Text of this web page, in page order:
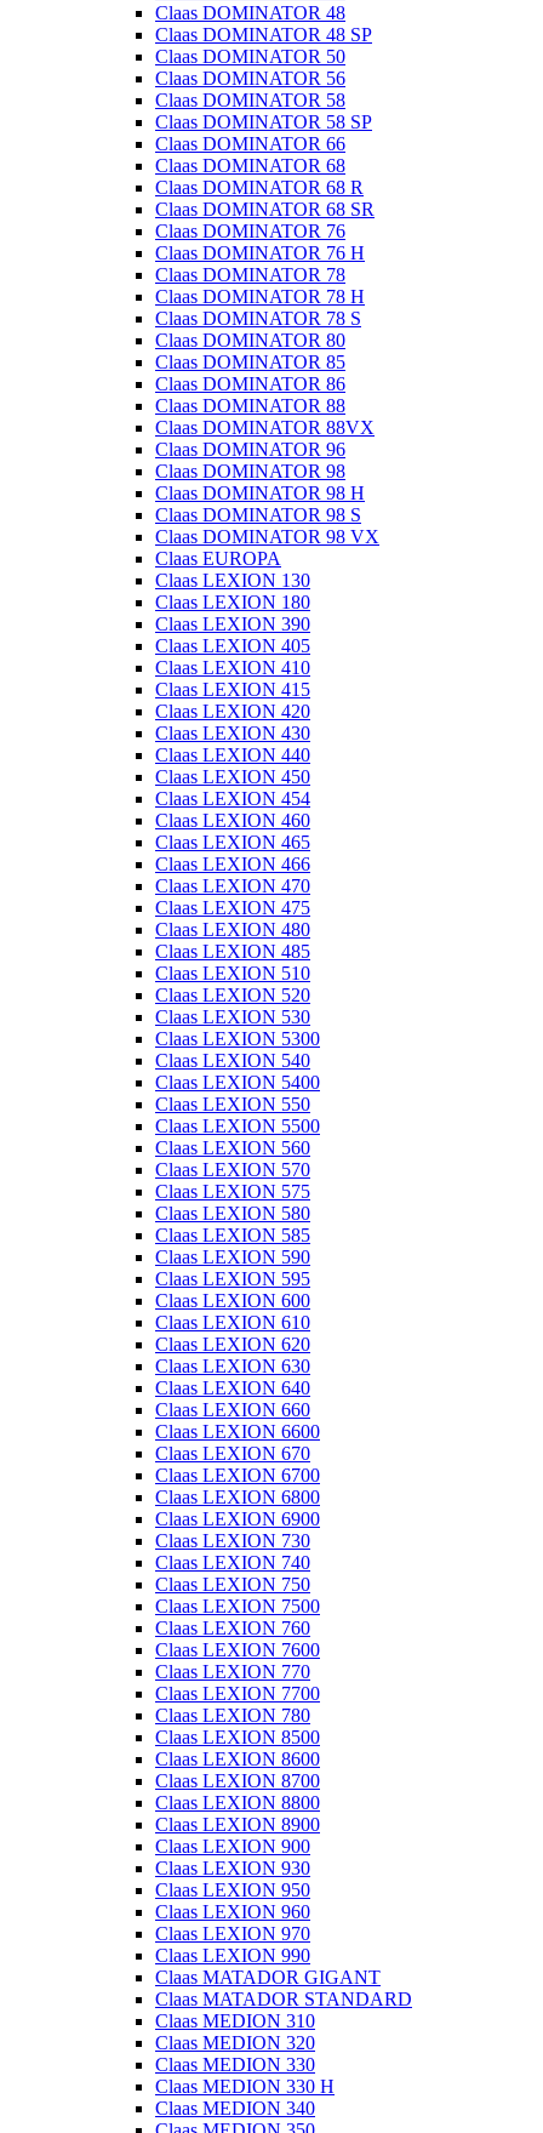
Claas DOMINATOR 48
Claas DOMINATOR 48 SP
Claas DOMINATOR 50
Claas DOMINATOR 56
Claas DOMINATOR 58
Claas DOMINATOR 58 SP
Claas DOMINATOR 66
Claas DOMINATOR 68
Claas DOMINATOR 68 R
Claas DOMINATOR 68 SR
Claas DOMINATOR 76
Claas DOMINATOR 76 H
Claas DOMINATOR 78
Claas DOMINATOR 78 H
Claas DOMINATOR 78 S
Claas DOMINATOR 80
Claas DOMINATOR 85
Claas DOMINATOR 86
Claas DOMINATOR 88
Claas DOMINATOR 88VX
Claas DOMINATOR 96
Claas DOMINATOR 98
Claas DOMINATOR 98 H
Claas DOMINATOR 98 S
Claas DOMINATOR 98 VX
Claas EUROPA
Claas LEXION 130
Claas LEXION 180
Claas LEXION 390
Claas LEXION 405
Claas LEXION 410
Claas LEXION 415
Claas LEXION 420
Claas LEXION 430
Claas LEXION 440
Claas LEXION 450
Claas LEXION 454
Claas LEXION 460
Claas LEXION 465
Claas LEXION 466
Claas LEXION 470
Claas LEXION 475
Claas LEXION 480
Claas LEXION 485
Claas LEXION 510
Claas LEXION 520
Claas LEXION 530
Claas LEXION 5300
Claas LEXION 540
Claas LEXION 5400
Claas LEXION 550
Claas LEXION 5500
Claas LEXION 560
Claas LEXION 570
Claas LEXION 575
Claas LEXION 580
Claas LEXION 585
Claas LEXION 590
Claas LEXION 595
Claas LEXION 600
Claas LEXION 610
Claas LEXION 620
Claas LEXION 630
Claas LEXION 640
Claas LEXION 660
Claas LEXION 6600
Claas LEXION 670
Claas LEXION 6700
Claas LEXION 6800
Claas LEXION 6900
Claas LEXION 730
Claas LEXION 740
Claas LEXION 750
Claas LEXION 7500
Claas LEXION 760
Claas LEXION 7600
Claas LEXION 770
Claas LEXION 7700
Claas LEXION 780
Claas LEXION 8500
Claas LEXION 8600
Claas LEXION 8700
Claas LEXION 8800
Claas LEXION 8900
Claas LEXION 900
Claas LEXION 930
Claas LEXION 950
Claas LEXION 960
Claas LEXION 970
Claas LEXION 990
Claas MATADOR GIGANT
Claas MATADOR STANDARD
Claas MEDION 310
Claas MEDION 320
Claas MEDION 330
Claas MEDION 330 H
Claas MEDION 340